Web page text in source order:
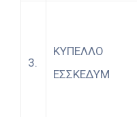
3.
ΚΥΠΕΛΛΟ
ΕΣΣΚΕΔΥΜ